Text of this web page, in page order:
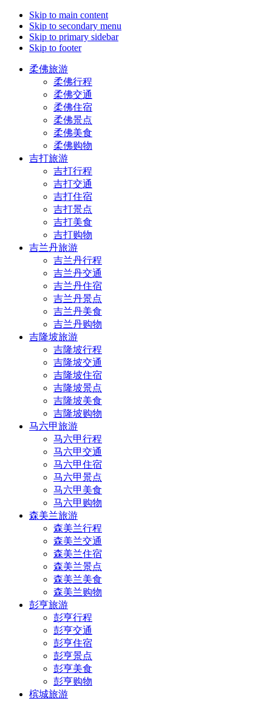
Skip to main content
Skip to secondary menu
Skip to primary sidebar
Skip to footer
柔佛旅游
柔佛行程
柔佛交通
柔佛住宿
柔佛景点
柔佛美食
柔佛购物
吉打旅游
吉打行程
吉打交通
吉打住宿
吉打景点
吉打美食
吉打购物
吉兰丹旅游
吉兰丹行程
吉兰丹交通
吉兰丹住宿
吉兰丹景点
吉兰丹美食
吉兰丹购物
吉隆坡旅游
吉隆坡行程
吉隆坡交通
吉隆坡住宿
吉隆坡景点
吉隆坡美食
吉隆坡购物
马六甲旅游
马六甲行程
马六甲交通
马六甲住宿
马六甲景点
马六甲美食
马六甲购物
森美兰旅游
森美兰行程
森美兰交通
森美兰住宿
森美兰景点
森美兰美食
森美兰购物
彭亨旅游
彭亨行程
彭亨交通
彭亨住宿
彭亨景点
彭亨美食
彭亨购物
槟城旅游